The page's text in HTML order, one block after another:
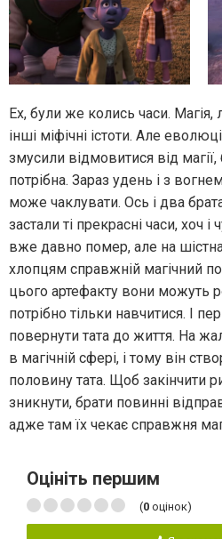
Ех, були же колись часи. Магія,
інші міфічні істоти. Але
змусили відмовитися від
потрібна. Зараз удень і з
може чаклувати. Ось і два
застали ті прекрасні часи, хоч і
вже давно помер, але на
хлопцям справжній магічний
цього артефакту вони можуть
потрібно тільки навчитися. І
повернути тата до життя. На
в магічній сфері, і тому він
половину тата. Щоб закінчити
зникнути, брати повинні
адже там їх чекає справжня
Оцініть першим
(0 оцінок)